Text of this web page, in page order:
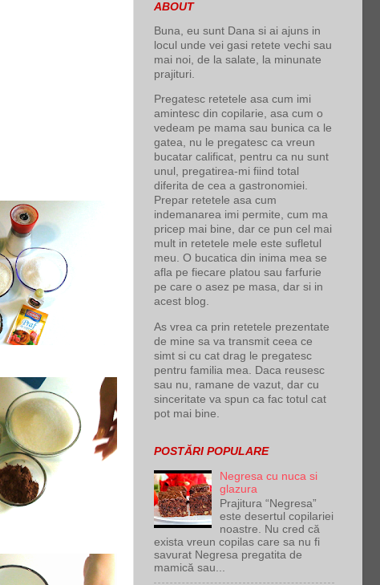
ABOUT
Buna, eu sunt Dana si ai ajuns in
locul unde vei gasi retete vechi sau
mai noi, de la salate, la minunate
prajituri.
Pregatesc retetele asa cum imi
amintesc din copilarie, asa cum o
vedeam pe mama sau bunica ca le
gatea, nu le pregatesc ca vreun
bucatar calificat, pentru ca nu sunt
unul, pregatirea-mi fiind total
diferita de cea a gastronomiei.
Prepar retetele asa cum
indemanarea imi permite, cum ma
pricep mai bine, dar ce pun cel mai
mult in retetele mele este sufletul
meu. O bucatica din inima mea se
afla pe fiecare platou sau farfurie
pe care o asez pe masa, dar si in
acest blog.
As vrea ca prin retetele prezentate
de mine sa va transmit ceea ce
simt si cu cat drag le pregatesc
pentru familia mea. Daca reusesc
sau nu, ramane de vazut, dar cu
sinceritate va spun ca fac totul cat
pot mai bine.
POSTĂRI POPULARE
Negresa cu nuca si
glazura
Prajitura “Negresa”
este desertul copilariei
noastre. Nu cred că
exista vreun copilas care sa nu fi
savurat Negresa pregatita de
mamică sau...